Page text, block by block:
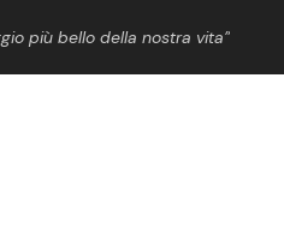
più bello della nostra vita”